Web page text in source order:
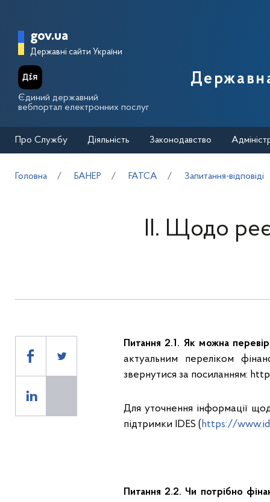
Головна сторінка Державної
gov.ua
Державні сайти України
Єдиний державний
вебпортал електронних послуг
Про Службу Діяльність Законодавство
Головна БАНЕР FATCA Запитання-відповіді
ІІ. Щодо
Питання 2.1. Як можна
актуальним переліком
звернутися за посиланням:
Для уточнення інформації
підтримки IDES ( https://
Питання 2.2. Чи потрібно